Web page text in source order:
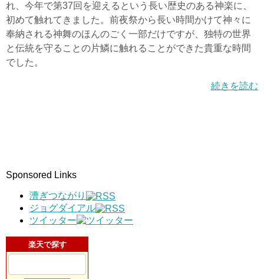
れ、今年で第37回を迎えるという長い歴史のある神楽に、
初めて触れてきました。前夜祭から長い時間かけて神々に
奉納される神舞のほんのごく一部だけですが、独特の世界
と伝統を守ることの片鱗に触れることができた貴重な時間
でした。
続きを読む
Sponsored Links
漕ぎつながり
ジョグダイアル
ツイッター
楽天で探す